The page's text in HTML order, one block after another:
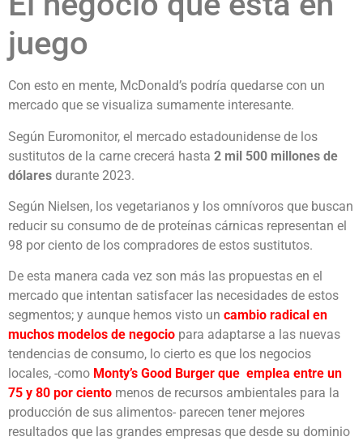
juego
Con esto en mente, McDonald’s podría quedarse con un
mercado que se visualiza sumamente interesante.
Según Euromonitor, el mercado estadounidense de los
sustitutos de la carne crecerá hasta 2 mil 500 millones de
dólares durante 2023.
Según Nielsen, los vegetarianos y los omnívoros que buscan
reducir su consumo de de proteínas cárnicas representan el
98 por ciento de los compradores de estos sustitutos.
De esta manera cada vez son más las propuestas en el
mercado que intentan satisfacer las necesidades de estos
segmentos; y aunque hemos visto un cambio radical en
muchos modelos de negocio para adaptarse a las nuevas
tendencias de consumo, lo cierto es que los negocios
locales, -como Monty’s Good Burger que emplea entre un
75 y 80 por ciento menos de recursos ambientales para la
producción de sus alimentos- parecen tener mejores
resultados que las grandes empresas que desde su dominio